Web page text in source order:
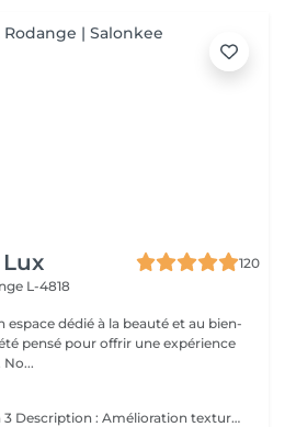
120
L-4818
espace dédié à la beauté et au bien-
pensé pour offrir une expérience
unique et personnalisée. No...
Nombre de séances : 2 à 3 Description : Amélioration texture vergetures blanches matures. Stimulation collagène. Après : Rougeur 5-7 jours. Hydratation intensive. Contre-indications Grossesse / allaitement Diabète non contrôlé Pacemaker Tendance chéloïde Isotrétinoïne récente Infection oculaire active Phototype élevé à risque PIH Avant Pas de soleil 3 semaines Pas de peeling / laser récent Pas d'injection récente Arriver sans maquillage Après dème 25 jours Croûtes 510 jours SPF 50 pendant 30 jours Pas de maquillage 7 jours Pas de sport intense 57 jours